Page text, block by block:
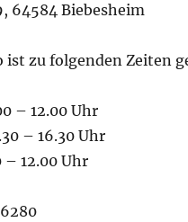
64584 Biebesheim
ist zu folgenden Zeiten
– 12.00 Uhr
– 16.30 Uhr
– 12.00 Uhr